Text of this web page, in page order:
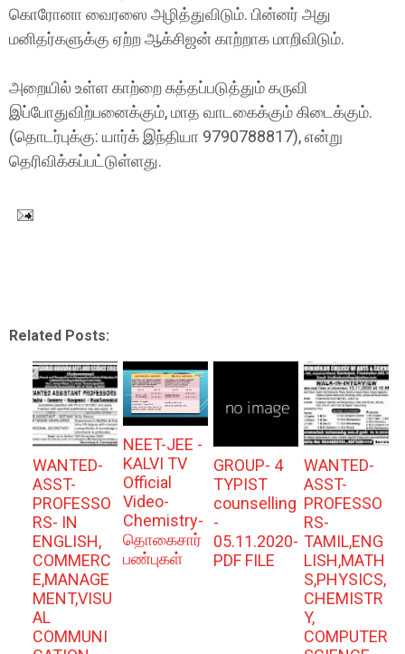
கொரோனா வைரஸை அழித்துவிடும். பின்னர் அது
மனிதர்களுக்கு ஏற்ற ஆக்சிஜன் காற்றாக மாறிவிடும்.
அறையில் உள்ள காற்றை சுத்தப்படுத்தும் கருவி
இப்போதுவிற்பனைக்கும், மாத வாடகைக்கும் கிடைக்கும்.
(தொடர்புக்கு: யார்க் இந்தியா 9790788817), என்று
தெரிவிக்கப்பட்டுள்ளது.
Related Posts:
WANTED-
ASST-
PROFESSO
RS- IN
ENGLISH,
COMMERC
E,MANAGE
MENT,VISU
AL
COMMUNI
NEET-JEE -
KALVI TV
Official
Video-
Chemistry-
தொகைசார்
பண்புகள்
GROUP- 4
TYPIST
counselling
-
05.11.2020-
PDF FILE
WANTED-
ASST-
PROFESSO
RS-
TAMIL,ENG
LISH,MATH
S,PHYSICS,
CHEMISTR
Y,
COMPUTER